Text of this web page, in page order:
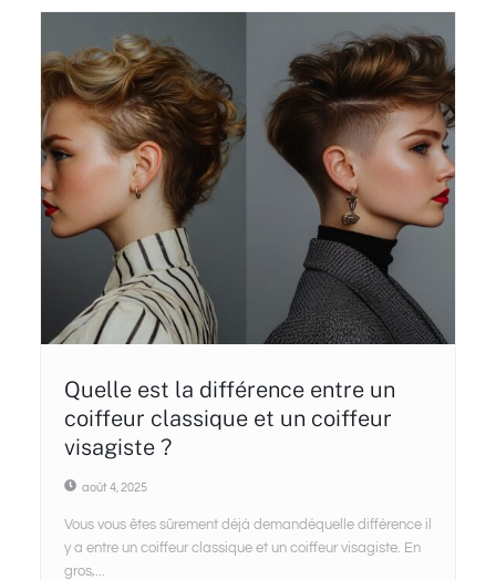
Quelle est la différence entre un
coiffeur classique et un coiffeur
visagiste ?
août 4, 2025
Vous vous êtes sûrement déjà demandéquelle différence il
y a entre un coiffeur classique et un coiffeur visagiste. En
gros,...